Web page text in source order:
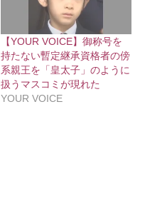
【YOUR VOICE】御称号を
持たない暫定継承資格者の傍
系親王を「皇太子」のように
扱うマスコミが現れた
YOUR VOICE